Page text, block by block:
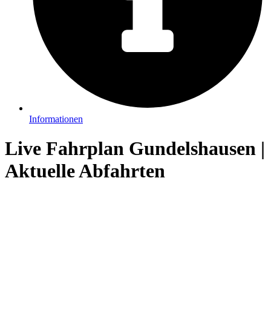
Informationen
Live Fahrplan Gundelshausen |
Aktuelle Abfahrten